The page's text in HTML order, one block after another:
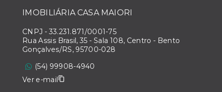
IMOBILIÁRIA CASA MAIORI
CNPJ - 33.231.871/0001-75
Rua Assis Brasil, 35 - Sala 108, Centro - Bento
Gonçalves/RS, 95700-028
(54) 99908-4940
Ver e-mail